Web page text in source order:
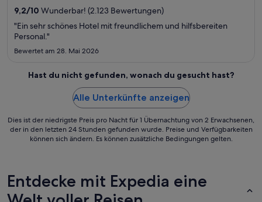
Restaurant und das hilfsbereite Personal in unseren
Bewertungen. Einige beliebte Sehenswürdigkeiten – Pier 39
und Lombard Street – befinden sich in der Nähe.
9,2/10 Wunderbar! (2.123 Bewertungen)
"Ein sehr schönes Hotel mit freundlichem und hilfsbereiten
Personal."
Bewertet am 28. Mai 2026
Hast du nicht gefunden, wonach du gesucht hast?
Alle Unterkünfte anzeigen
Dies ist der niedrigste Preis pro Nacht für 1 Übernachtung von 2 Erwachsenen,
der in den letzten 24 Stunden gefunden wurde. Preise und Verfügbarkeiten
können sich ändern. Es können zusätzliche Bedingungen gelten.
Entdecke mit Expedia eine